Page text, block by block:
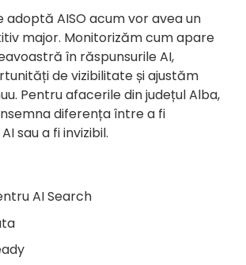
adoptă AISO acum vor avea un
major. Monitorizăm cum apare
în răspunsurile AI,
de vizibilitate și ajustăm
Pentru afacerile din județul Alba,
diferența între a fi
sau a fi invizibil.
AI Search